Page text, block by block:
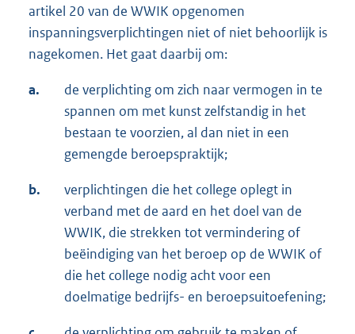
artikel 20 van de WWIK opgenomen
inspanningsverplichtingen niet of niet behoorlijk is
nagekomen. Het gaat daarbij om:
a.
de verplichting om zich naar vermogen in te
spannen om met kunst zelfstandig in het
bestaan te voorzien, al dan niet in een
gemengde beroepspraktijk;
b.
verplichtingen die het college oplegt in
verband met de aard en het doel van de
WWIK, die strekken tot vermindering of
beëindiging van het beroep op de WWIK of
die het college nodig acht voor een
doelmatige bedrijfs- en beroepsuitoefening;